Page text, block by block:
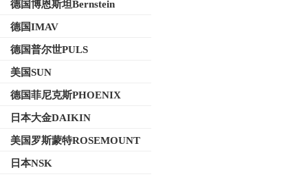
德国博恩斯坦Bernstein
德国IMAV
德国普尔世PULS
美国SUN
德国菲尼克斯PHOENIX
日本大金DAIKIN
美国罗斯蒙特ROSEMOUNT
日本NSK